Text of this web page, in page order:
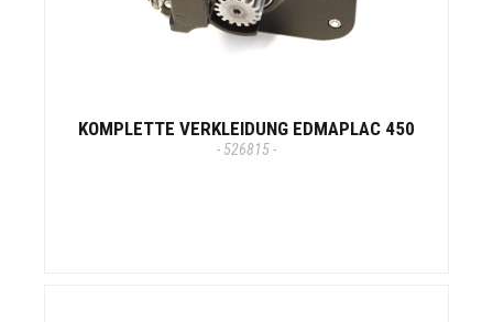
KOMPLETTE VERKLEIDUNG EDMAPLAC 450
- 526815 -